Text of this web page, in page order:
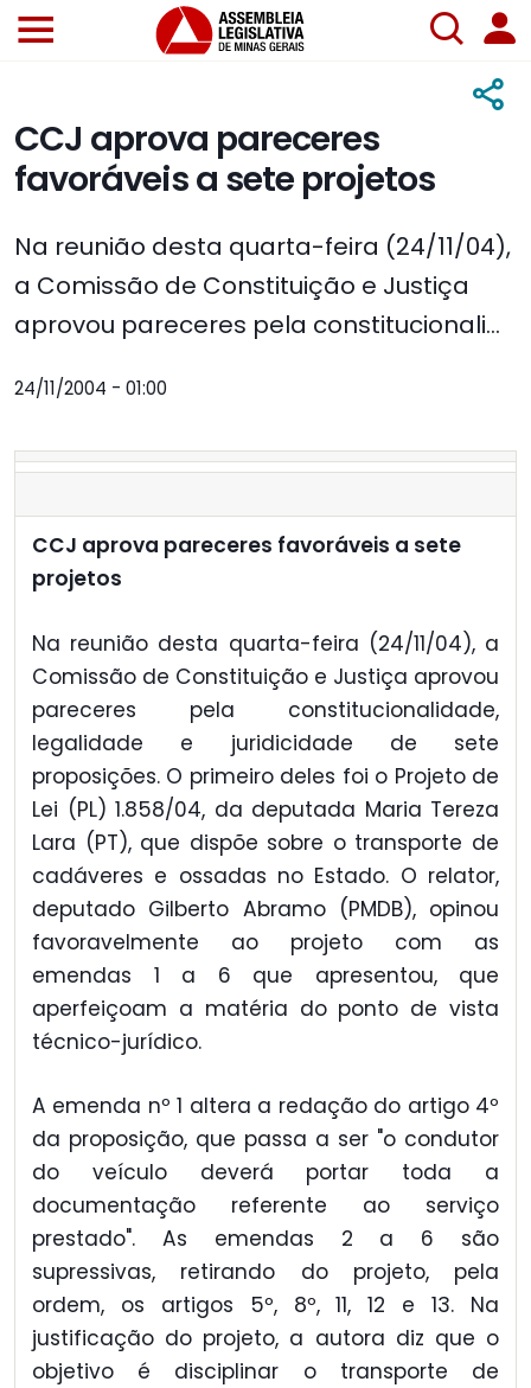
CCJ aprova pareceres
favoráveis a sete projetos
Na reunião desta quarta-feira (24/11/04),
a Comissão de Constituição e Justiça
aprovou pareceres pela constitucionali...
24/11/2004 - 01:00
CCJ aprova pareceres favoráveis a sete
projetos
Na reunião desta quarta-feira (24/11/04), a
Comissão de Constituição e Justiça aprovou
pareceres pela constitucionalidade,
legalidade e juridicidade de sete
proposições. O primeiro deles foi o Projeto de
Lei (PL) 1.858/04, da deputada Maria Tereza
Lara (PT), que dispõe sobre o transporte de
cadáveres e ossadas no Estado. O relator,
deputado Gilberto Abramo (PMDB), opinou
favoravelmente ao projeto com as
emendas 1 a 6 que apresentou, que
aperfeiçoam a matéria do ponto de vista
técnico-jurídico.
A emenda nº 1 altera a redação do artigo 4º
da proposição, que passa a ser "o condutor
do veículo deverá portar toda a
documentação referente ao serviço
prestado". As emendas 2 a 6 são
supressivas, retirando do projeto, pela
ordem, os artigos 5º, 8º, 11, 12 e 13. Na
justificação do projeto, a autora diz que o
objetivo é disciplinar o transporte de